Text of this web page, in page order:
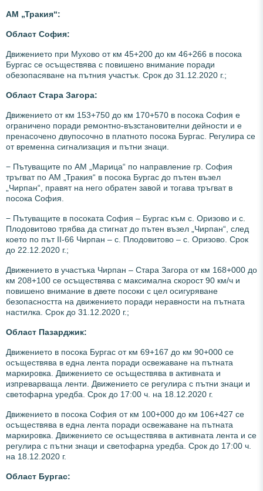
АМ „Тракия“:
Област София:
Движението при Мухово от км 45+200 до км 46+266 в посока
Бургас се осъществява с повишено внимание поради
обезопасяване на пътния участък. Срок до 31.12.2020 г.;
Област Стара Загора:
Движението от км 153+750 до км 170+570 в посока София е
ограничено поради ремонтно-възстановителни дейности и е
пренасочено двупосочно в платното посока Бургас. Регулира се
от временна сигнализация и пътни знаци.
− Пътуващите по АМ „Марица“ по направление гр. София
тръгват по АМ „Тракия“ в посока Бургас до пътен възел
„Чирпан“, правят на него обратен завой и тогава тръгват в
посока София.
− Пътуващите в посоката София – Бургас към с. Оризово и с.
Плодовитово трябва да стигнат до пътен възел „Чирпан“, след
което по път II-66 Чирпан – с. Плодовитово – с. Оризово. Срок
до 22.12.2020 г.;
Движението в участъка Чирпан – Стара Загора от км 168+000 до
км 208+100 се осъществява с максимална скорост 90 км/ч и
повишено внимание в двете посоки с цел осигуряване
безопасността на движението поради неравности на пътната
настилка. Срок до 31.12.2020 г.;
Област Пазарджик:
Движението в посока Бургас от км 69+167 до км 90+000 се
осъществява в една лента поради освежаване на пътната
маркировка. Движението се осъществява в активната и
изпреварваща ленти. Движението се регулира с пътни знаци и
светофарна уредба. Срок до 17:00 ч. на 18.12.2020 г.
Движението в посока София от км 100+000 до км 106+427 се
осъществява в една лента поради освежаване на пътната
маркировка. Движението се осъществява в активната лента и се
регулира с пътни знаци и светофарна уредба. Срок до 17:00 ч.
на 18.12.2020 г.
Област Бургас: